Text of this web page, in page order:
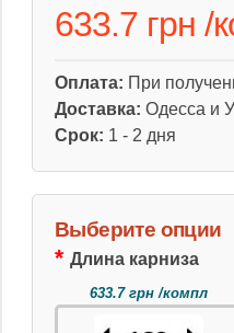
633.7 грн /
Оплата: При
Доставка: Одесса и
Срок: 1 - 2 дня
Выберите опции
Длина карниза
633.7 грн /компл